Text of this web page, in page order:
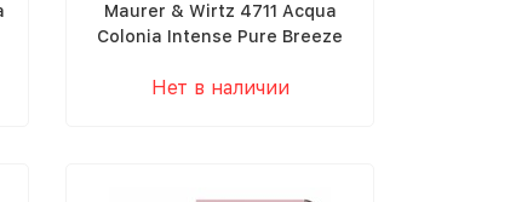
Maurer & Wirtz 4711 Acqua
Colonia Intense Pure Breeze
Нет в наличии